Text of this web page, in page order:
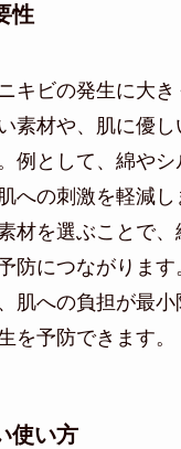
性
キビの発生に大き
素材や、肌に優し
例として、綿や
への刺激を軽減し
材を選ぶことで、
防につながりま
肌への負担が最小
を予防できます。
使い方